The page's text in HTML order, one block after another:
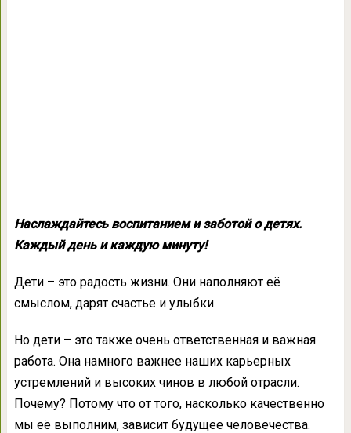
Наслаждайтесь воспитанием и заботой о детях.
Каждый день и каждую минуту!
Дети – это радость жизни. Они наполняют её
смыслом, дарят счастье и улыбки.
Но дети – это также очень ответственная и важная
работа. Она намного важнее наших карьерных
устремлений и высоких чинов в любой отрасли.
Почему? Потому что от того, насколько качественно
мы её выполним, зависит будущее человечества.